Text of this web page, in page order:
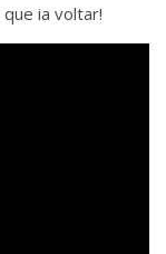
ia voltar!